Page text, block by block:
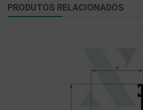
PRODUTOS RELACIONADOS